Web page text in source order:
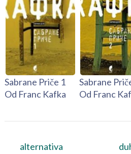
Sabrane Priče 1
Od Franc Kafka
Sabrane
Od Franc
alternativa